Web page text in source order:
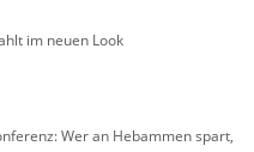
im neuen Look
Wer an Heb­am­men spart,